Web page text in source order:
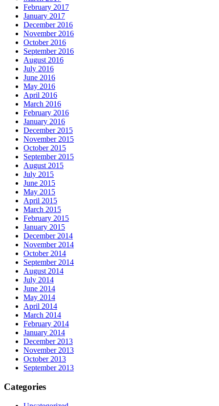
February 2017
January 2017
December 2016
November 2016
October 2016
September 2016
August 2016
July 2016
June 2016
May 2016
April 2016
March 2016
February 2016
January 2016
December 2015
November 2015
October 2015
September 2015
August 2015
July 2015
June 2015
May 2015
April 2015
March 2015
February 2015
January 2015
December 2014
November 2014
October 2014
September 2014
August 2014
July 2014
June 2014
May 2014
April 2014
March 2014
February 2014
January 2014
December 2013
November 2013
October 2013
September 2013
Categories